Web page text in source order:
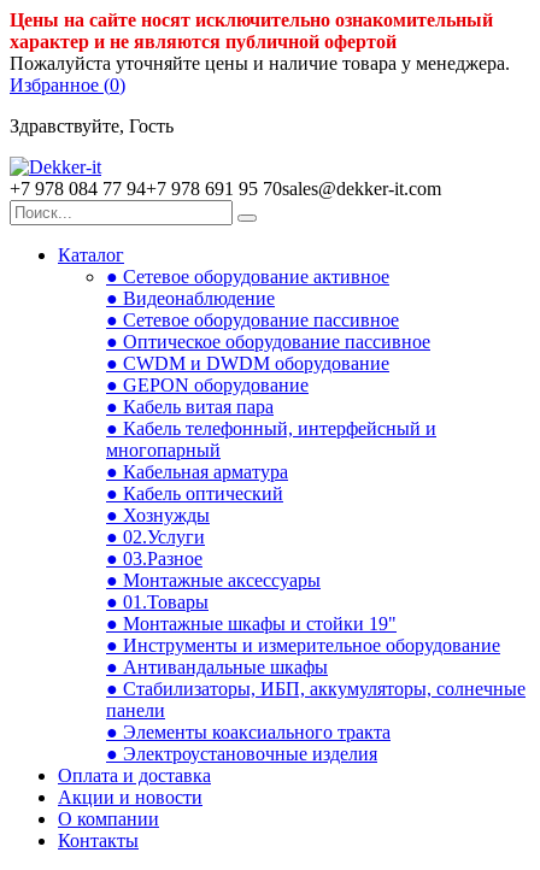
Цены на сайте носят исключительно ознакомительный
характер и не являются публичной офертой
Пожалуйста уточняйте цены и наличие товара у менеджера.
Избранное (0)
Здравствуйте, Гость
+7 978 084 77 94+7 978 691 95 70sales@dekker-it.com
Каталог
● Сетевое оборудование активное
● Видеонаблюдение
● Сетевое оборудование пассивное
● Оптическое оборудование пассивное
● CWDM и DWDM оборудование
● GEPON оборудование
● Кабель витая пара
● Кабель телефонный, интерфейсный и
многопарный
● Кабельная арматура
● Кабель оптический
● Хознужды
● 02.Услуги
● 03.Разное
● Монтажные аксессуары
● 01.Товары
● Монтажные шкафы и стойки 19"
● Инструменты и измерительное оборудование
● Антивандальные шкафы
● Стабилизаторы, ИБП, аккумуляторы, солнечные
панели
● Элементы коаксиального тракта
● Электроустановочные изделия
Оплата и доставка
Акции и новости
О компании
Контакты